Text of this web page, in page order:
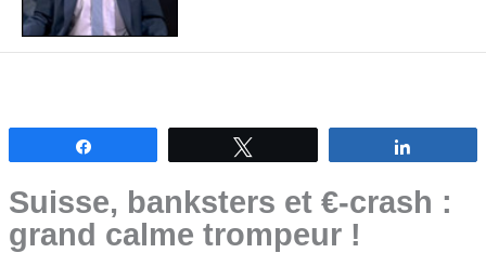
Suisse, banksters et €-crash :
grand calme trompeur !